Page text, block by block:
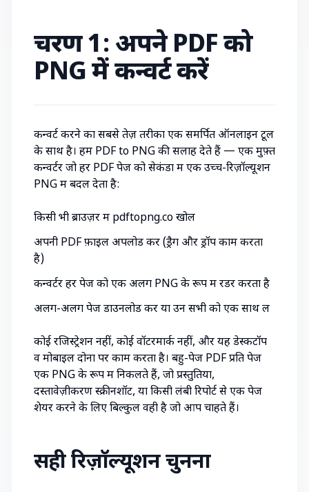
चरण 1: अपने PDF को
PNG में कन्वर्ट करें
कन्वर्ट करने का सबसे तेज़ तरीका एक समर्पित ऑनलाइन टूल
के साथ है। हम PDF to PNGकी सलाह देते हैं — एक मुफ़्त
कन्वर्टर जो हर PDF पेज को सेकंडों में एक उच्च-रिज़ॉल्यूशन
PNG में बदल देता है:
किसी भी ब्राउज़र में pdftopng.coखोलें
अपनी PDF फ़ाइल अपलोड करें (ड्रैग और ड्रॉप काम करता
है)
कन्वर्टर हर पेज को एक अलग PNG के रूप में रेंडर करता है
अलग-अलग पेज डाउनलोड करें या उन सभी को एक साथ लें
कोई रजिस्ट्रेशन नहीं, कोई वॉटरमार्क नहीं, और यह डेस्कटॉप
व मोबाइल दोनों पर काम करता है। बहु-पेज PDF प्रति पेज
एक PNG के रूप में निकलते हैं, जो प्रस्तुतियों,
दस्तावेज़ीकरण स्क्रीनशॉट, या किसी लंबी रिपोर्ट से एक पेज
शेयर करने के लिए बिल्कुल वही है जो आप चाहते हैं।
सही रिज़ॉल्यूशन चुनना